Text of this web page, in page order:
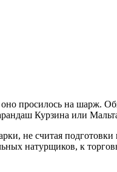
просилось на шарж.
Курзина или
не считая
натурщиков, к